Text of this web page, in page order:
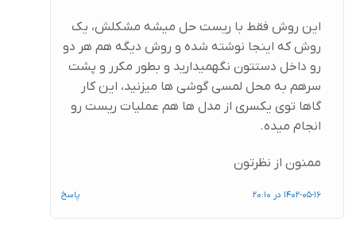
این روش فقط با ریست حل میشه مشکلش، یک
روش که اینجا نوشته شده و روش دیگه هم هر دو
رو داخل دستتون نگهمیدارید و بطور مکرر و پشت
سرهم به محل لمسی گوشی ها میزنید، این کار
گاها توی یکسری از مدل ها هم عملیات ریست رو
انجام میده.
ممنون از نظرتون
1402-05-16 در 20:10 پاسخ